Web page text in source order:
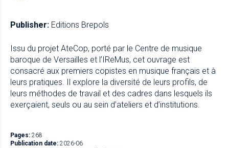
Publisher: Editions Brepols
Issu du projet AteCop, porté par le Centre de musique
baroque de Versailles et l’IReMus, cet ouvrage est
consacré aux premiers copistes en musique français et à
leurs pratiques. Il explore la diversité de leurs profils, de
leurs méthodes de travail et des cadres dans lesquels ils
exerçaient, seuls ou au sein d’ateliers et d’institutions.
Pages: 268
Publication date: 2026-06